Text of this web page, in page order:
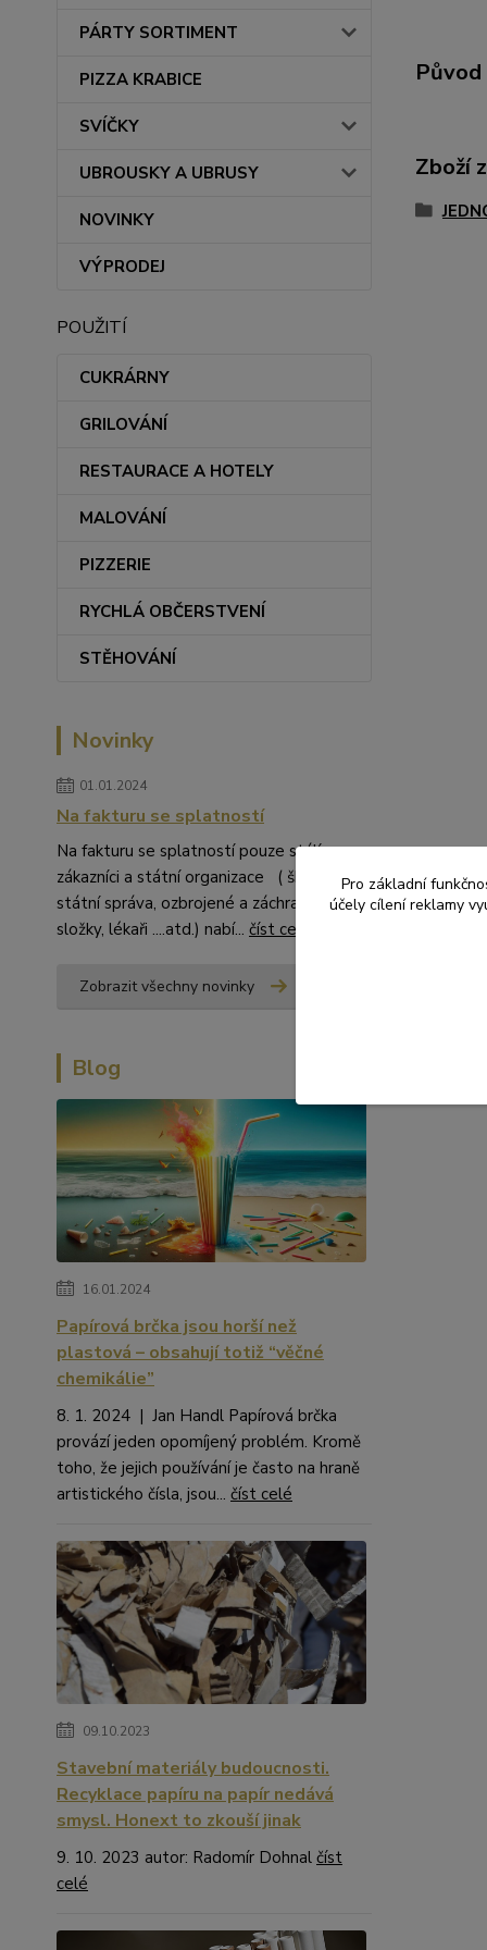
PÁRTY SORTIMENT
PIZZA KRABICE
SVÍČKY
UBROUSKY A UBRUSY
NOVINKY
VÝPRODEJ
POUŽITÍ
CUKRÁRNY
GRILOVÁNÍ
RESTAURACE A HOTELY
MALOVÁNÍ
PIZZERIE
RYCHLÁ OBČERSTVENÍ
STĚHOVÁNÍ
Novinky
01.01.2024
Na fakturu se splatností
Na fakturu se splatností pouze stálí
zákazníci a státní organizace ( školství,
státní správa, ozbrojené a záchranné
složky, lékaři ....atd.) nabí... číst celé
Zobrazit všechny novinky
Blog
16.01.2024
Papírová brčka jsou horší než
plastová – obsahují totiž “věčné
chemikálie”
8. 1. 2024 | Jan Handl Papírová brčka
provází jeden opomíjený problém. Kromě
toho, že jejich používání je často na hraně
artistického čísla, jsou... číst celé
09.10.2023
Stavební materiály budoucnosti.
Recyklace papíru na papír nedává
smysl. Honext to zkouší jinak
9. 10. 2023 autor: Radomír Dohnal číst
celé
Zboží
Pro základní
účely cílení reklamy